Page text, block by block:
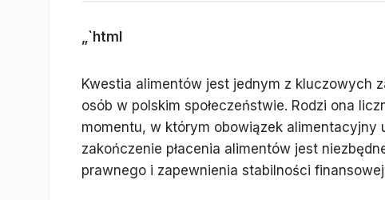
„`html
Kwestia alimentów jest jednym z kluczowych
osób w polskim społeczeństwie. Rodzi ona
momentu, w którym obowiązek alimentacyjny
zakończenie płacenia alimentów jest
prawnego i zapewnienia stabilności